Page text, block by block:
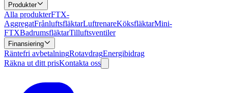
Produkter
Alla produkterFTX-
AggregatFrånluftsfläktarLuftrenareKöksfläktarMini-
FTXBadrumsfläktarTilluftsventiler
Finansiering
Räntefri avbetalningRotavdragEnergibidrag
Räkna ut ditt prisKontakta oss